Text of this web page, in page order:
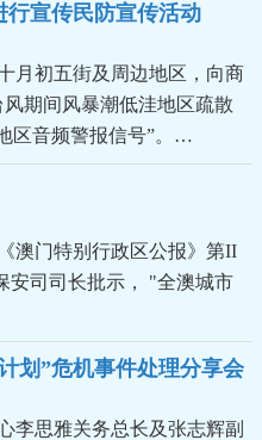
行宣传民防宣传活动
月初五街及周边地区，向商
期间风暴潮低洼地区疏散
区音频警报信号”。…
澳门特别行政区公报》第II
安司司长批示， "全澳城市
划”危机事件处理分享会
李思雅关务总长及张志辉副